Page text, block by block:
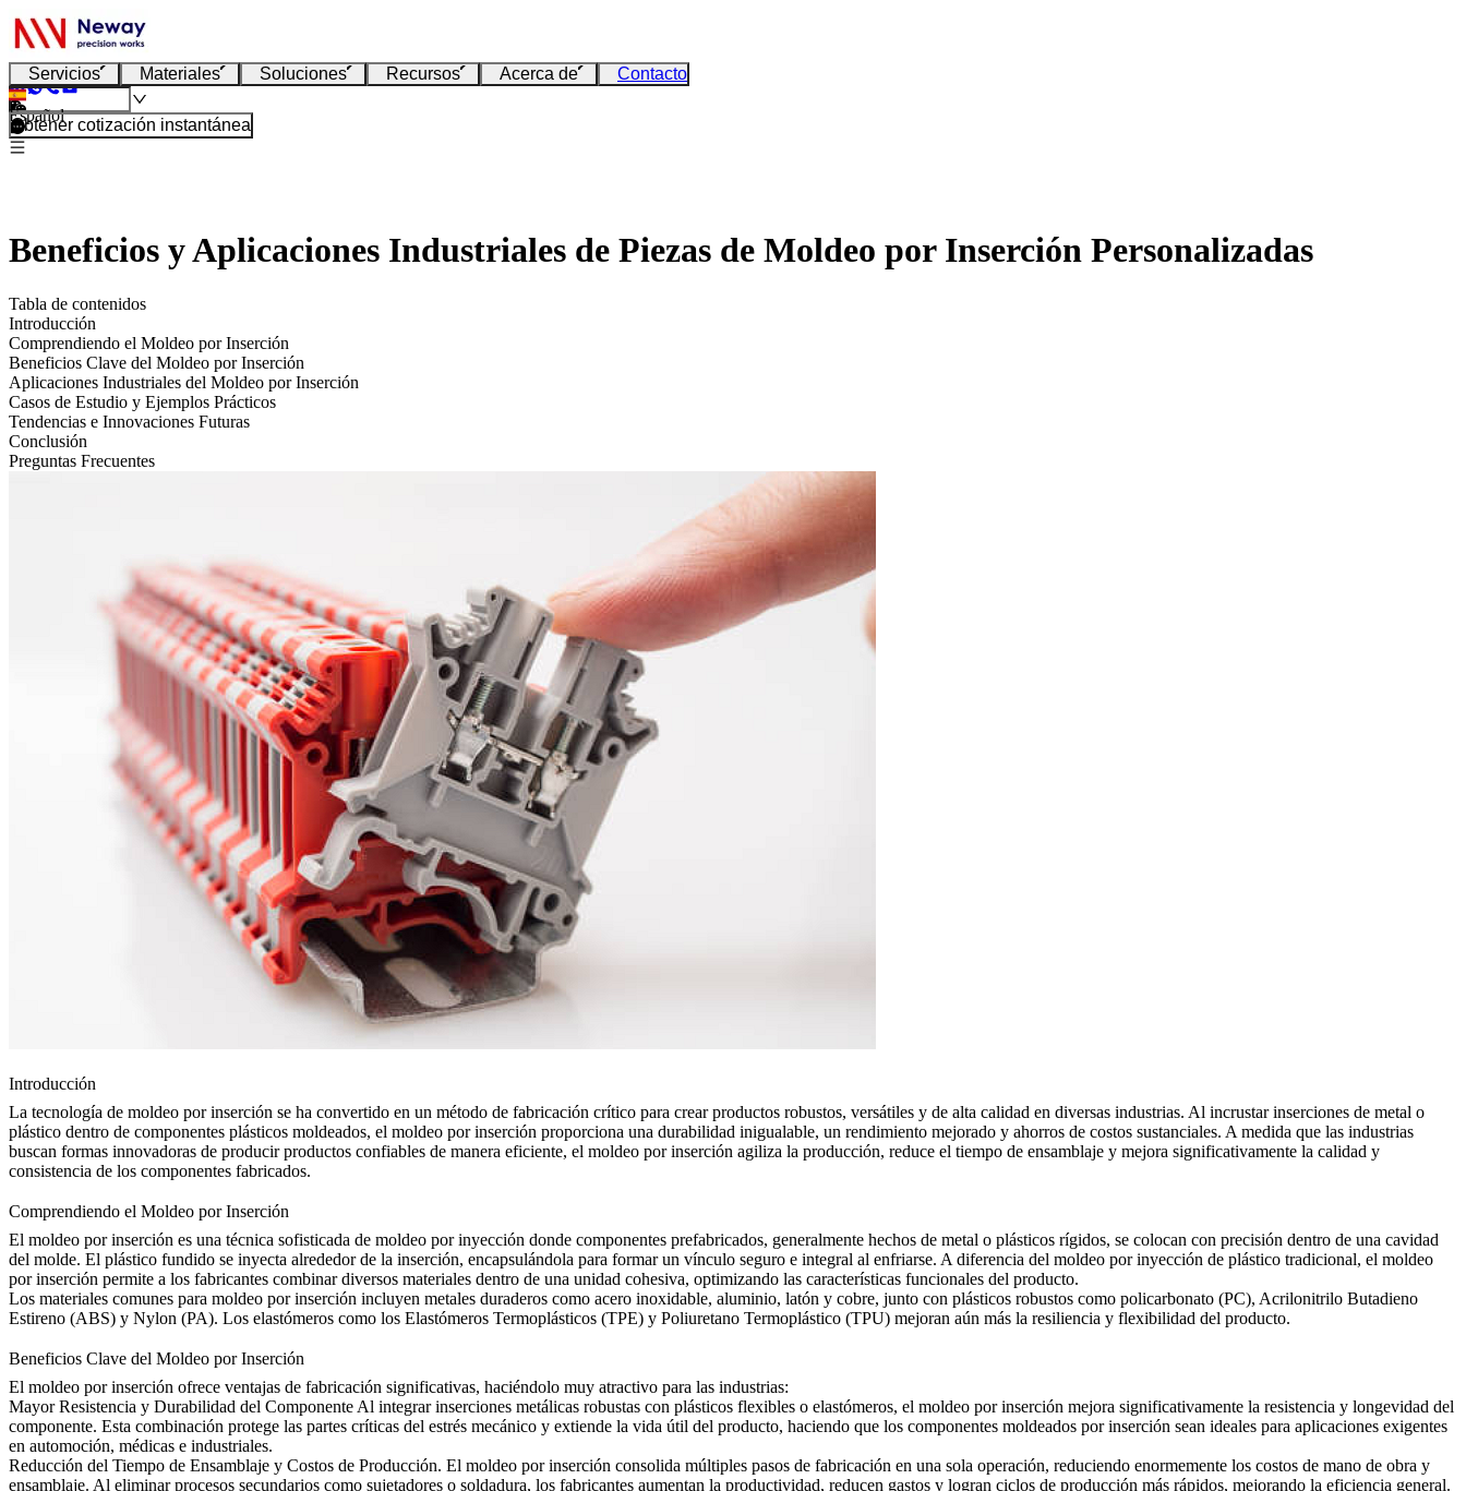
Servicios Materiales Soluciones Recursos Acerca de Contacto
Español
Obtener cotización instantánea
Beneficios y Aplicaciones Industriales de Piezas de Moldeo por Inserción Personalizadas
Tabla de contenidos
Introducción
Comprendiendo el Moldeo por Inserción
Beneficios Clave del Moldeo por Inserción
Aplicaciones Industriales del Moldeo por Inserción
Casos de Estudio y Ejemplos Prácticos
Tendencias e Innovaciones Futuras
Conclusión
Preguntas Frecuentes
Introducción
La tecnología de moldeo por inserción se ha convertido en un método de fabricación crítico para crear productos robustos, versátiles y de alta calidad en diversas industrias. Al incrustar inserciones de metal o
plástico dentro de componentes plásticos moldeados, el moldeo por inserción proporciona una durabilidad inigualable, un rendimiento mejorado y ahorros de costos sustanciales. A medida que las industrias
buscan formas innovadoras de producir productos confiables de manera eficiente, el moldeo por inserción agiliza la producción, reduce el tiempo de ensamblaje y mejora significativamente la calidad y
consistencia de los componentes fabricados.
Comprendiendo el Moldeo por Inserción
El moldeo por inserción es una técnica sofisticada de moldeo por inyección donde componentes prefabricados, generalmente hechos de metal o plásticos rígidos, se colocan con precisión dentro de una cavidad
del molde. El plástico fundido se inyecta alrededor de la inserción, encapsulándola para formar un vínculo seguro e integral al enfriarse. A diferencia del moldeo por inyección de plástico tradicional, el moldeo
por inserción permite a los fabricantes combinar diversos materiales dentro de una unidad cohesiva, optimizando las características funcionales del producto.
Los materiales comunes para moldeo por inserción incluyen metales duraderos como acero inoxidable, aluminio, latón y cobre, junto con plásticos robustos como policarbonato (PC), Acrilonitrilo Butadieno
Estireno (ABS) y Nylon (PA). Los elastómeros como los Elastómeros Termoplásticos (TPE) y Poliuretano Termoplástico (TPU) mejoran aún más la resiliencia y flexibilidad del producto.
Beneficios Clave del Moldeo por Inserción
El moldeo por inserción ofrece ventajas de fabricación significativas, haciéndolo muy atractivo para las industrias:
Mayor Resistencia y Durabilidad del ComponenteAl integrar inserciones metálicas robustas con plásticos flexibles o elastómeros, el moldeo por inserción mejora significativamente la resistencia y longevidad del
componente. Esta combinación protege las partes críticas del estrés mecánico y extiende la vida útil del producto, haciendo que los componentes moldeados por inserción sean ideales para aplicaciones exigentes
en automoción, médicas e industriales.
Reducción del Tiempo de Ensamblaje y Costos de Producción. El moldeo por inserción consolida múltiples pasos de fabricación en una sola operación, reduciendo enormemente los costos de mano de obra y
ensamblaje. Al eliminar procesos secundarios como sujetadores o soldadura, los fabricantes aumentan la productividad, reducen gastos y logran ciclos de producción más rápidos, mejorando la eficiencia general.